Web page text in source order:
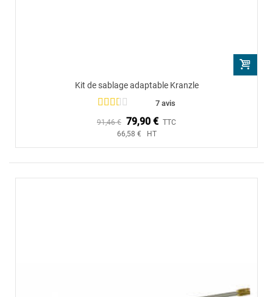
Kit de sablage adaptable Kranzle
7 avis
91,46 € 79,90 € TTC
66,58 € HT